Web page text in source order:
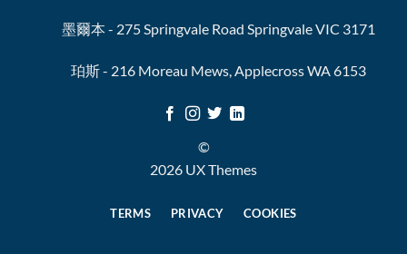
墨爾本 - 275 Springvale Road Springvale VIC 3171
珀斯 - 216 Moreau Mews, Applecross WA 6153
©
2026 UX Themes
TERMS PRIVACY COOKIES